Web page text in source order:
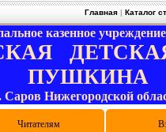
Главная | Каталог
казенное
ПУШКИНА
Саров Нижегородской
Читателям
Как записаться
Правила пользования
Виртуальная служба
объединения
мероприятия
Конкурсы
цифровой грамотности
Электронный каталог